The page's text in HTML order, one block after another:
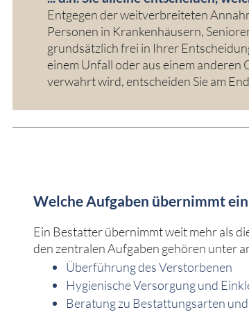
Entgegen der weitverbreiteten
Personen in Krankenhäusern,
grundsätzlich frei in Ihrer
einem Unfall oder aus einem
verwahrt wird, entscheiden Sie am
Welche Aufgaben übernimmt
Ein Bestatter übernimmt weit mehr als
den zentralen Aufgaben gehören unter
Überführung des Verstorbenen
Hygienische Versorgung und
Beratung zu Bestattungsarten